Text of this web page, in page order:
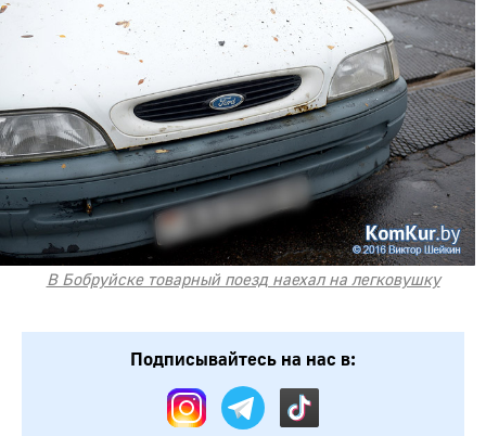
В Бобруйске товарный поезд наехал на легковушку
Подписывайтесь на нас в: